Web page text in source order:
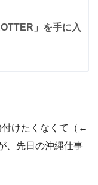
」を手に入
付けたくなくて（←
、先日の沖縄仕事